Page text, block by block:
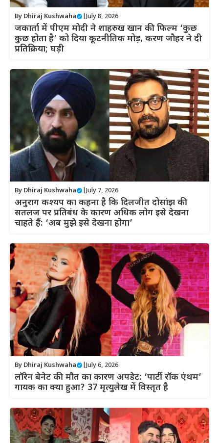
By Dhiraj Kushwaha July 8, 2026
जकार्ता में पीएम मोदी ने शाहरुख खान की फिल्म ‘कुछ
कुछ होता है’ को दिया कूटनीतिक मोड़, करण जौहर ने दी
प्रतिक्रिया; घड़ी
By Dhiraj Kushwaha July 7, 2026
अनुराग कश्यप का कहना है कि दिलजीत दोसांझ की
सतलज पर प्रतिबंध के कारण अधिक लोग इसे देखना
चाहते हैं: ‘अब मुझे इसे देखना होगा’
By Dhiraj Kushwaha July 6, 2026
लॉरेन बेनेट की मौत का कारण अपडेट: ‘पार्टी रॉक एंथम’
गायक का क्या हुआ? 37 मृत्युलेख में विस्तृत है